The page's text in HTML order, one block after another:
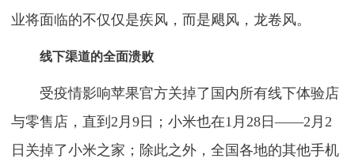
业将面临的不仅仅是疾风，而是飓风，龙卷风。
线下渠道的全面溃败
受疫情影响苹果官方关掉了国内所有线下体验店
与零售店，直到2月9日；小米也在1月28日——2月2
日关掉了小米之家；除此之外，全国各地的其他手机